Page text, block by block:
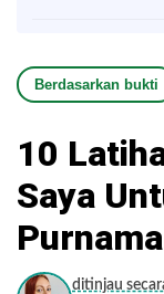
Berdasarkan bukti
10
Saya
ditinjau